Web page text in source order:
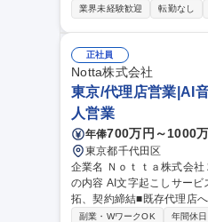
【具体的には】■BtoB企業
業界未経験歓迎 転勤なし
正社員
Notta株式会社
東京/代理店営業|AI
人営業
年俸700万円～1000
東京都千代田区
企業名 Ｎｏｔｔａ株式会社 求人名 東京/代理店営業｜AI音声認識サービス/急成長SaaS/パートナーセールス 仕事
の内容 AI文字起こしサー
拓、契約締結■既存代理店への販売支援■
スとして、代理店営業の
副業・WワークOK 年間休